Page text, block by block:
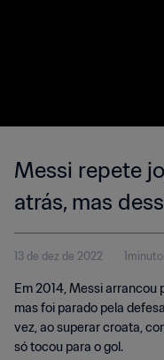
Messi repete
atrás, mas
13 de dez de 2022
Em 2014, Messi arrancou
mas foi parado pela
vez, ao superar croata,
só tocou para o gol.